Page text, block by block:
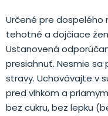
Určené pre dospelého
tehotné a dojčiace
Ustanovená
presiahnuť. Nesmie
stravy. Uchovávajte v
pred vlhkom a
bez cukru, bez lepku